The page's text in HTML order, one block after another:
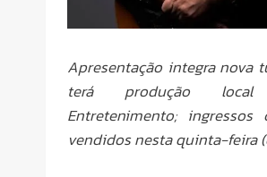
Apresentação integra nova
terá produção
Entretenimento;
vendidos nesta quinta-feira